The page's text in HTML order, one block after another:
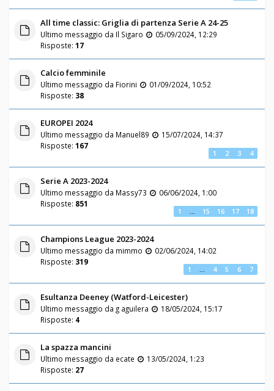
All time classic: Griglia di partenza Serie A 24-25
Ultimo messaggio da Il Sigaro
05/09/2024, 12:29
Risposte: 17
Calcio femminile
Ultimo messaggio da Fiorini
01/09/2024, 10:52
Risposte: 38
EUROPEI 2024
Ultimo messaggio da Manuel89
15/07/2024, 14:37
Risposte: 167
1 2 3 4
Serie A 2023-2024
Ultimo messaggio da Massy73
06/06/2024, 1:00
Risposte: 851
1 … 15 16 17 18
Champions League 2023-2024
Ultimo messaggio da mimmo
02/06/2024, 14:02
Risposte: 319
1 … 4 5 6 7
Esultanza Deeney (Watford-Leicester)
Ultimo messaggio da g aguilera
18/05/2024, 15:17
Risposte: 4
La spazza mancini
Ultimo messaggio da ecate
13/05/2024, 1:23
Risposte: 27